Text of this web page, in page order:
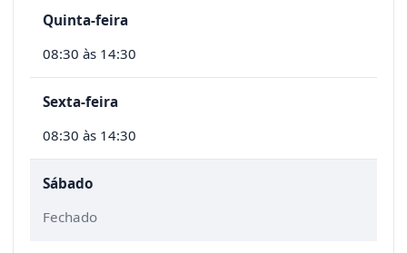
Quinta-feira
08:30 às 14:30
Sexta-feira
08:30 às 14:30
Sábado
Fechado